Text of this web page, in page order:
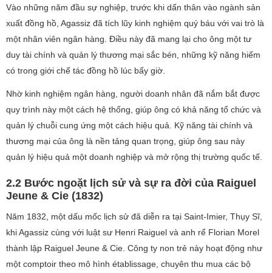
Vào những năm đầu sự nghiệp, trước khi dấn thân vào ngành sản
xuất đồng hồ, Agassiz đã tích lũy kinh nghiệm quý báu với vai trò là
một nhân viên ngân hàng. Điều này đã mang lại cho ông một tư
duy tài chính và quản lý thương mại sắc bén, những kỹ năng hiếm
có trong giới chế tác đồng hồ lúc bấy giờ.
Nhờ kinh nghiệm ngân hàng, người doanh nhân đã nắm bắt được
quy trình này một cách hệ thống, giúp ông có khả năng tổ chức và
quản lý chuỗi cung ứng một cách hiệu quả. Kỹ năng tài chính và
thương mại của ông là nền tảng quan trọng, giúp ông sau này
quản lý hiệu quả một doanh nghiệp và mở rộng thị trường quốc tế.
2.2 Bước ngoặt lịch sử và sự ra đời của Raiguel
Jeune & Cie (1832)
Năm 1832, một dấu mốc lịch sử đã diễn ra tại Saint-Imier, Thụy Sĩ,
khi Agassiz cùng với luật sư Henri Raiguel và anh rể Florian Morel
thành lập Raiguel Jeune & Cie. Công ty non trẻ này hoạt động như
một comptoir theo mô hình établissage, chuyên thu mua các bộ